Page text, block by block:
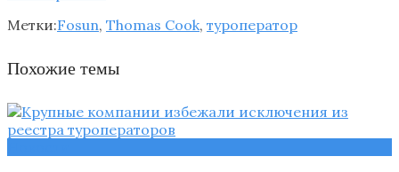
Метки:Fosun, Thomas Cook, туроператор
Похожие темы